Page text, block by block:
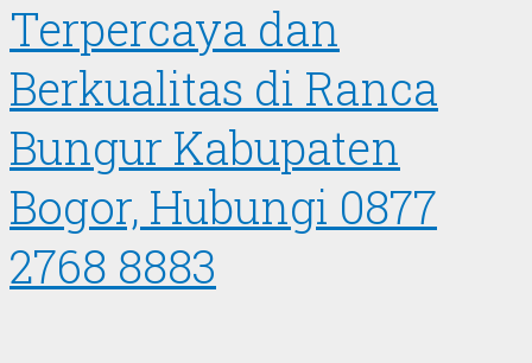
Terpercaya dan
Berkualitas di Ranca
Bungur Kabupaten
Bogor, Hubungi 0877
2768 8883